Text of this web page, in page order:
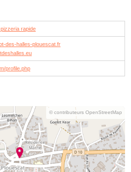
rapide
des-halles-plouescat.fr
profile.php
© contributeurs OpenStreetMap